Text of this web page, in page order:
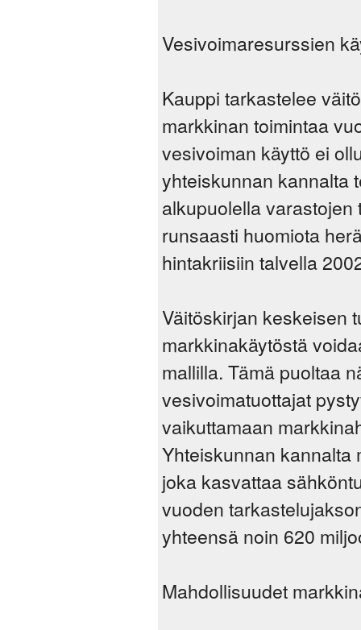
Vesivoimaresurssien
Kauppi tarkastelee
markkinan toimintaa
vesivoiman käyttö ei
yhteiskunnan kannalta
alkupuolella
runsaasti huomiota
hintakriisiin talvella
Väitöskirjan keskeisen
markkinakäytöstä
mallilla. Tämä puoltaa
vesivoimatuottajat
vaikuttamaan
Yhteiskunnan kannalta
joka kasvattaa
vuoden
yhteensä noin 620
Mahdollisuudet